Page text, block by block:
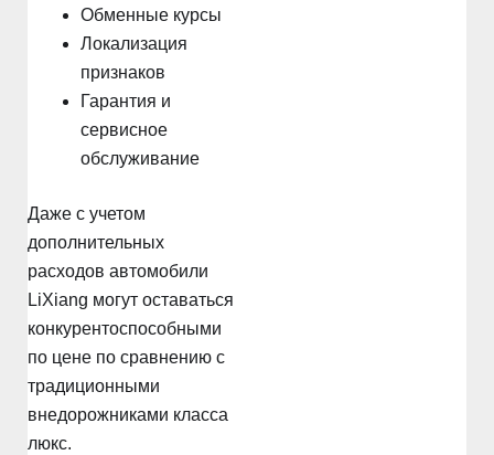
Обменные курсы
Локализация
признаков
Гарантия и
сервисное
обслуживание
Даже с учетом
дополнительных
расходов автомобили
LiXiang могут оставаться
конкурентоспособными
по цене по сравнению с
традиционными
внедорожниками класса
люкс.